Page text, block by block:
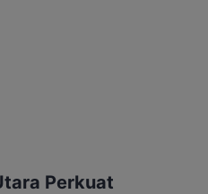
Perkuat